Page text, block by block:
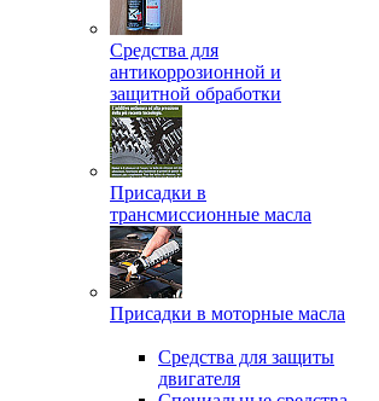
Средства для
антикоррозионной и
защитной обработки
Присадки в
трансмиссионные масла
Присадки в моторные масла
Средства для защиты
двигателя